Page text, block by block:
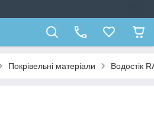
Покрівельні матеріали Водостік